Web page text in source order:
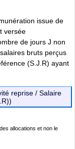
issue de
versée
de jours J non
bruts perçus
(S.J.R) ayant
reprise / Salaire
allocations et non le